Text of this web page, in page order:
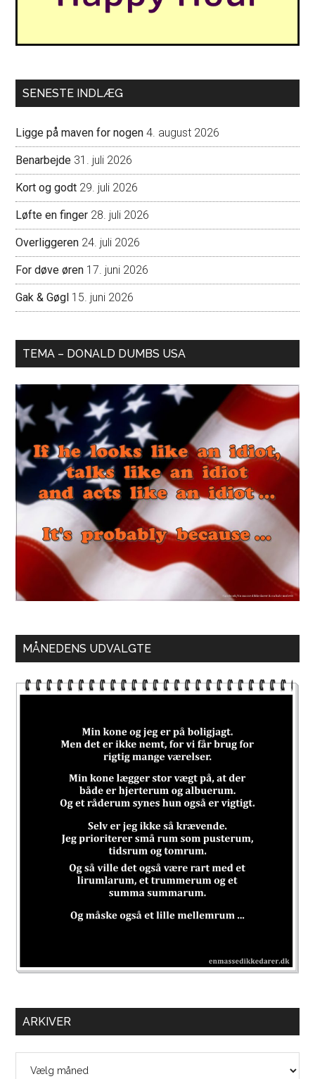
SENESTE INDLÆG
Ligge på maven for nogen 4. august 2026
Benarbejde 31. juli 2026
Kort og godt 29. juli 2026
Løfte en finger 28. juli 2026
Overliggeren 24. juli 2026
For døve øren 17. juni 2026
Gak & Gøgl 15. juni 2026
TEMA – DONALD DUMBS USA
MÅNEDENS UDVALGTE
ARKIVER